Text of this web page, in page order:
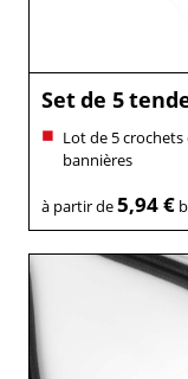
Set de 5
Lot de 5
bannières
à partir de5,94 €